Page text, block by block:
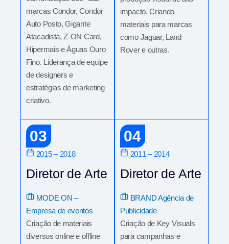
marcas Condor, Condor
Auto Posto, Gigante
Atacadista, Z-ON Card,
Hipermais e Águas Ouro
Fino. Liderança de equipe
de designers e
estratégias de marketing
criativo.
impacto. Criando
materiais para marcas
como Jaguar, Land
Rover e outras.
03
2015 – 2018
Diretor de Arte
MODE ON –
Empresa de eventos
Criação de materiais
diversos online e offline
04
2011 – 2014
Diretor de Arte
BRAND Agência de
Publicidade
Criação de Key Visuals
para campanhas e